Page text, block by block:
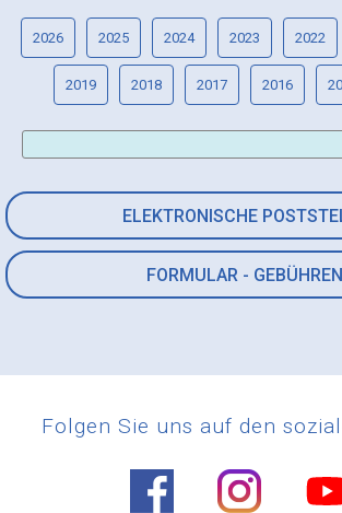
ELEKTRONISCHE
FORMULAR - GEBÜHREN
2026 2025 2024 2023 2022
2019 2018 2017 2016
Folgen Sie uns auf den